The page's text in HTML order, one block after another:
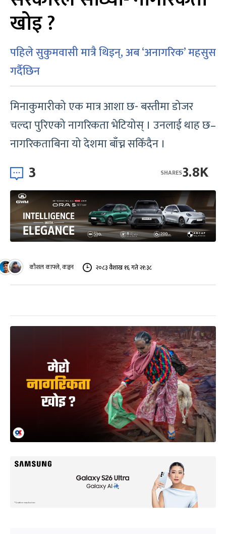
खोइ ?
पहिले सुकुमवासी मात्रै थिइन्, अब ‘अनागरिक’ महसुस
गर्दैछिन
मिनाकुमारीको एक मात्र आशा छ- बस्तीमा डोजर
चल्दा पुरिएको नागरिकता भेटियोस् । उनलाई थाह छ–
नागरिकताबिना यो देशमा बाँच्न सकिँदैन ।
3 3.8K
SHARES
कौशल काफ्ले, कञ्चन २०८३ वैशाख १६ गते २१:३८